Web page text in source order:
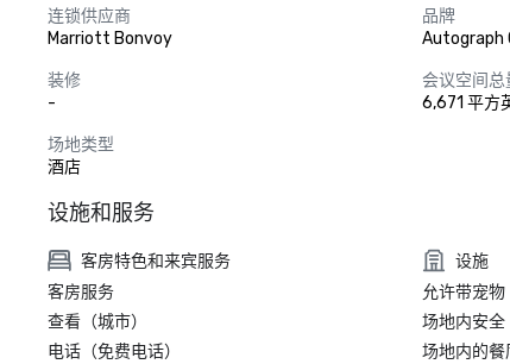
连锁供应商
Marriott Bonvoy
品牌
Autograph
装修
-
会议空间总
6,671 平方
场地类型
酒店
设施和服务
客房特色和来宾服务
客房服务
查看（城市）
电话（免费电话）
设施
允许带宠物
场地内安全
场地内的餐